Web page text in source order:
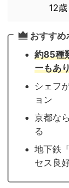
12
おすすめ
約85種
ーもあ
シェフ
ョン
京都な
る
地下鉄
セス良